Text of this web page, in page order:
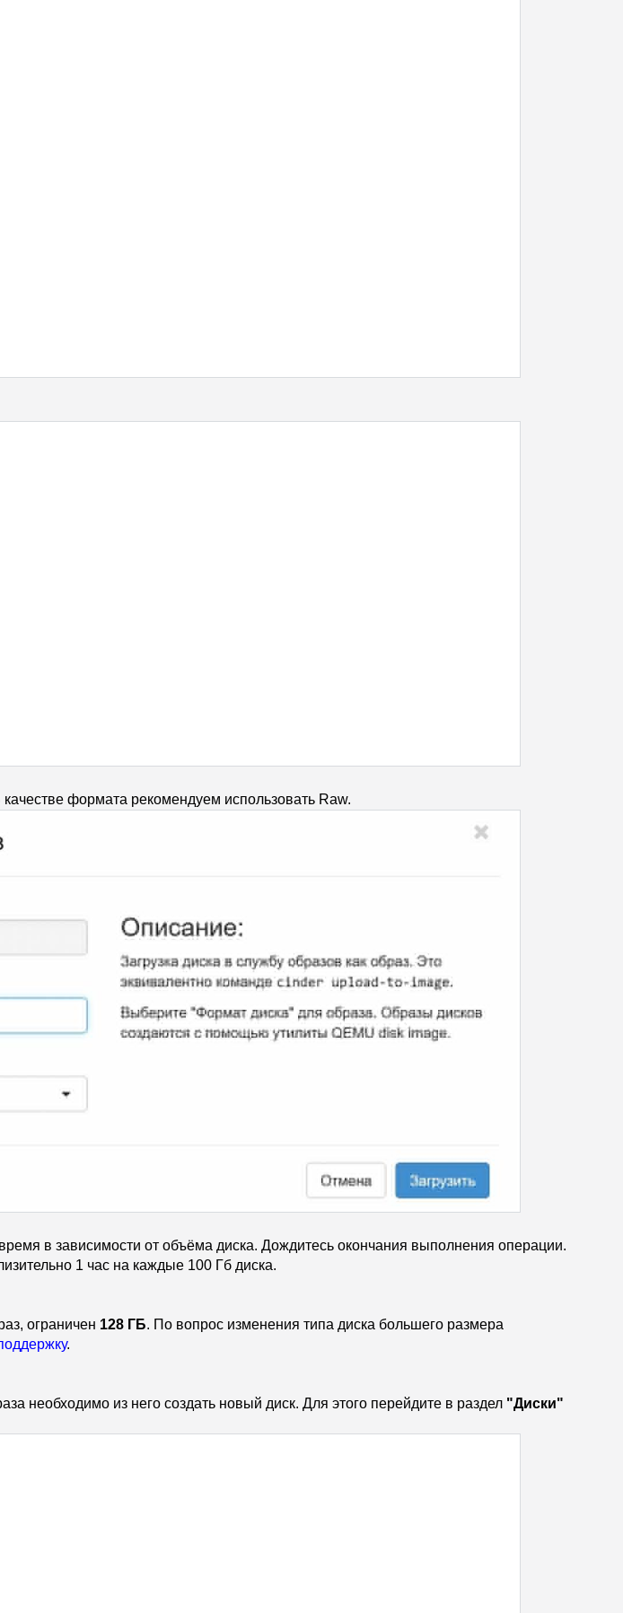
формата рекомендуем использовать Raw.
в зависимости от объёма диска. Дождитесь окончания выполнения операции.
1 час на каждые 100 Гб диска.
ограничен 128 ГБ. По вопрос изменения типа диска большего размера
.
необходимо из него создать новый диск. Для этого перейдите в раздел "Диски"